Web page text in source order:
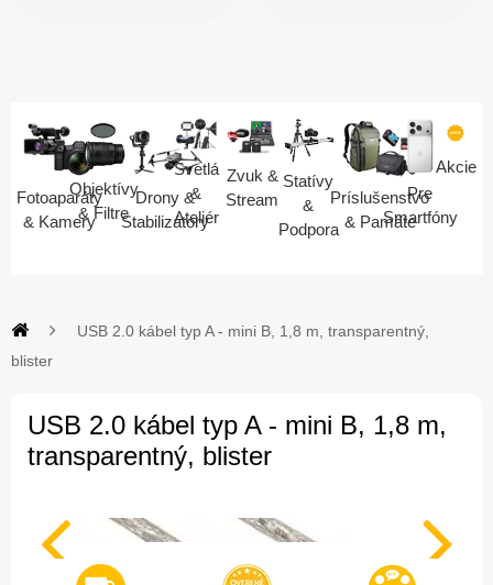
Fotoaparáty
& Kamery
Objektívy
& Filtre
Drony &
Stabilizátory
Svetlá
&
Ateliér
Zvuk &
Stream
Statívy
&
Podpora
Príslušenstvo
& Pamäte
Pre
Smartfóny
Akcie
USB 2.0 kábel typ A - mini B, 1,8 m, transparentný,
blister
USB 2.0 kábel typ A - mini B, 1,8 m,
transparentný, blister